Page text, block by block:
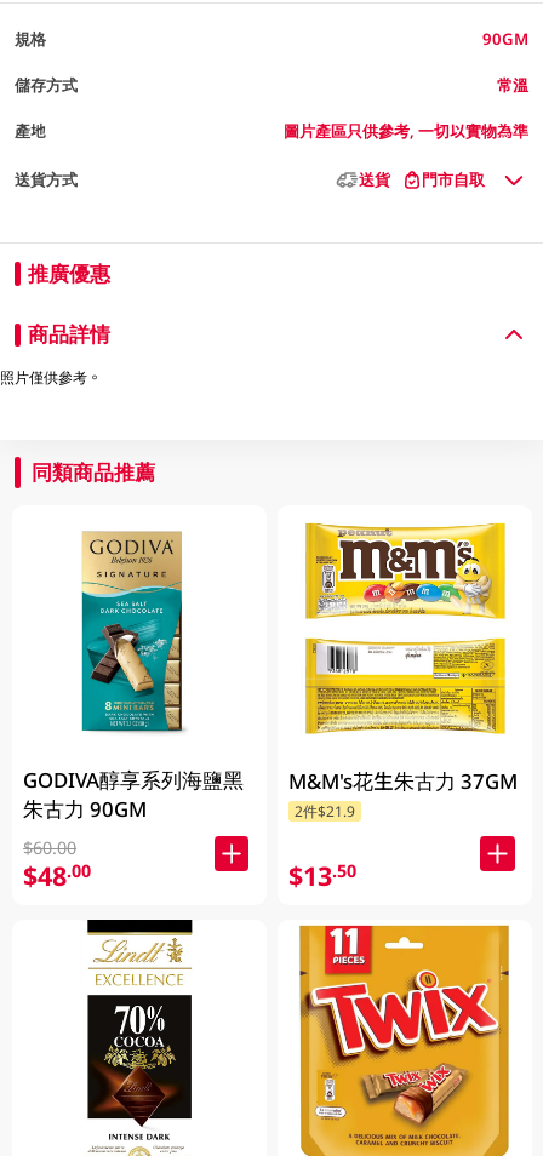
規格 90GM
儲存方式 常溫
產地 圖片產區只供參考, 一切以實物為準
送貨方式 送貨 門市自取
推廣優惠
商品詳情
照片僅供參考。
同類商品推薦
GODIVA醇享系列海鹽黑
朱古力 90GM
$60.00
$48.00
M&M's花生朱古力 37GM
2件$21.9
$13.50